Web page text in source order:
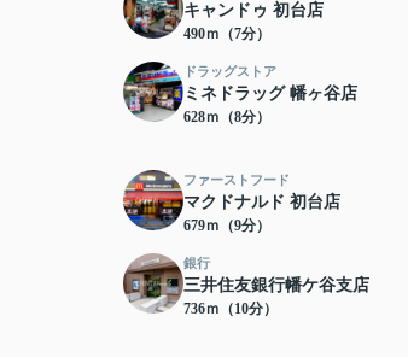
キャンドゥ 初台店
490ｍ（7分）
ドラッグストア
ミネドラッグ 幡ヶ谷店
628ｍ（8分）
ファーストフード
マクドナルド 初台店
679ｍ（9分）
銀行
三井住友銀行幡ケ谷支店
736ｍ（10分）